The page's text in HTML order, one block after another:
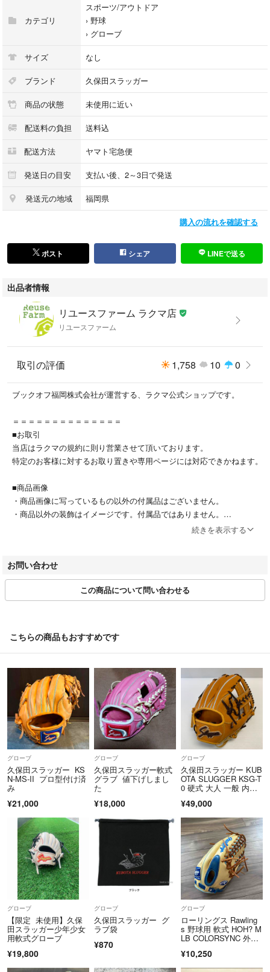
カテゴリ
スポーツ/アウトドア
› 野球
› グローブ
サイズ なし
ブランド 久保田スラッガー
商品の状態 未使用に近い
配送料の負担 送料込
配送方法 ヤマト宅急便
発送日の目安 支払い後、2～3日で発送
発送元の地域 福岡県
購入の流れを確認する
ポスト シェア LINEで送る
出品者情報
リユースファーム ラクマ店
リユースファーム
取引の評価 1,758 10 0
ブックオフ福岡株式会社が運営する、ラクマ公式ショップです。
＝＝＝＝＝＝＝＝＝＝＝＝＝＝
■お取引
当店はラクマの規約に則り営業させて頂いております。
特定のお客様に対するお取り置きや専用ページには対応できかねます。
■商品画像
・商品画像に写っているもの以外の付属品はございません。
・商品以外の装飾はイメージです。付属品ではありません。
■キャンセル
・お客様都合によるキャンセルは原則お受けしておりません。
・お客様都合で受け取れなかった場合は、配送業者の規定に従って当店
■返品
・品質管理には充分留意しておりますが、万一ご注文の商品と内容が違
う場合や、商品の破損・傷みなど品質上の問題があった場合には、商品
到着後7日以内まで御連絡ください。
・なお、お客様のご都合による返品・交換はお受けできません。
・受取拒否の場合、当店へ返送となります。その場合、商品の再配送、
返金は一切お受け致しかねます。予めご了承ください。
■適格請求書発行事業者登録番号
T8-2900-0102-5209
■古物商許可証
・名称：ブックオフ福岡株式会社
・許可公安委員会名：福岡県公安委員会
・許可証番号：第909990030980号
＝＝＝＝＝＝＝＝＝＝＝＝＝＝
こちらのアカウントはラクマ公式パートナーのブックオフ福岡株式会社
によって運営されています。
▼特商法
https://fril.jp/ts/official/law/a011/
続きを表示する
お問い合わせ
この商品について問い合わせる
こちらの商品もおすすめです
グローブ
久保田スラッガー KS
N-MS-II プロ型付け済
み
¥21,000
グローブ
久保田スラッガー軟式
グラブ 値下げしまし
た
¥18,000
グローブ
久保田スラッガー KUB
OTA SLUGGER KSG-T
0 硬式 大人 一般 内野
ブ 右投げ タグ付き グ
ローブ袋付き 野球 875
1
¥49,000
グローブ
【限定 未使用】久保
田スラッガー少年少女
用軟式グローブ
¥19,800
グローブ
久保田スラッガー グ
ラブ袋
¥870
グローブ
ローリングス Rawling
s 野球用 軟式 HOH? M
LB COLORSYNC 外野
HMMT キ
¥10,250